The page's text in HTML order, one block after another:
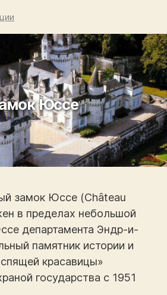
Юссе
замок Юссе (Château
в пределах небольшой
департамента Эндр-и-
памятник истории и
красавицы»
государства с 1951